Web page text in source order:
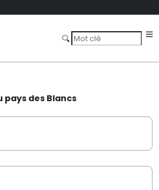
pays des Blancs